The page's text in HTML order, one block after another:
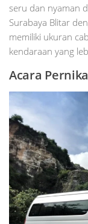
seru dan nyaman
Surabaya Blitar
memiliki ukuran
kendaraan yang
Acara